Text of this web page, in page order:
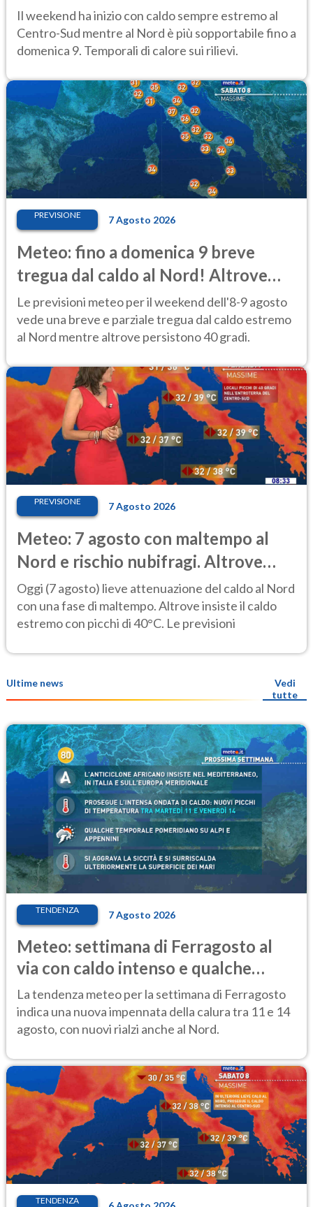
al Centro-Sud
Il weekend ha inizio con caldo sempre estremo al
Centro-Sud mentre al Nord è più sopportabile fino a
domenica 9. Temporali di calore sui rilievi.
PREVISIONE 7 Agosto 2026
Meteo: fino a domenica 9 breve
tregua dal caldo al Nord! Altrove
calura e afa
Le previsioni meteo per il weekend dell'8-9 agosto
vede una breve e parziale tregua dal caldo estremo
al Nord mentre altrove persistono 40 gradi.
PREVISIONE 7 Agosto 2026
Meteo: 7 agosto con maltempo al
Nord e rischio nubifragi. Altrove
caldo estremo
Oggi (7 agosto) lieve attenuazione del caldo al Nord
con una fase di maltempo. Altrove insiste il caldo
estremo con picchi di 40°C. Le previsioni
Ultime news
Vedi
tutte
TENDENZA 7 Agosto 2026
Meteo: settimana di Ferragosto al
via con caldo intenso e qualche
temporale
La tendenza meteo per la settimana di Ferragosto
indica una nuova impennata della calura tra 11 e 14
agosto, con nuovi rialzi anche al Nord.
TENDENZA